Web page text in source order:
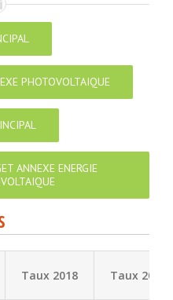
PHOTOVOLTAIQUE
ANNEXE ENERGIE
Taux 2018 Taux 2019